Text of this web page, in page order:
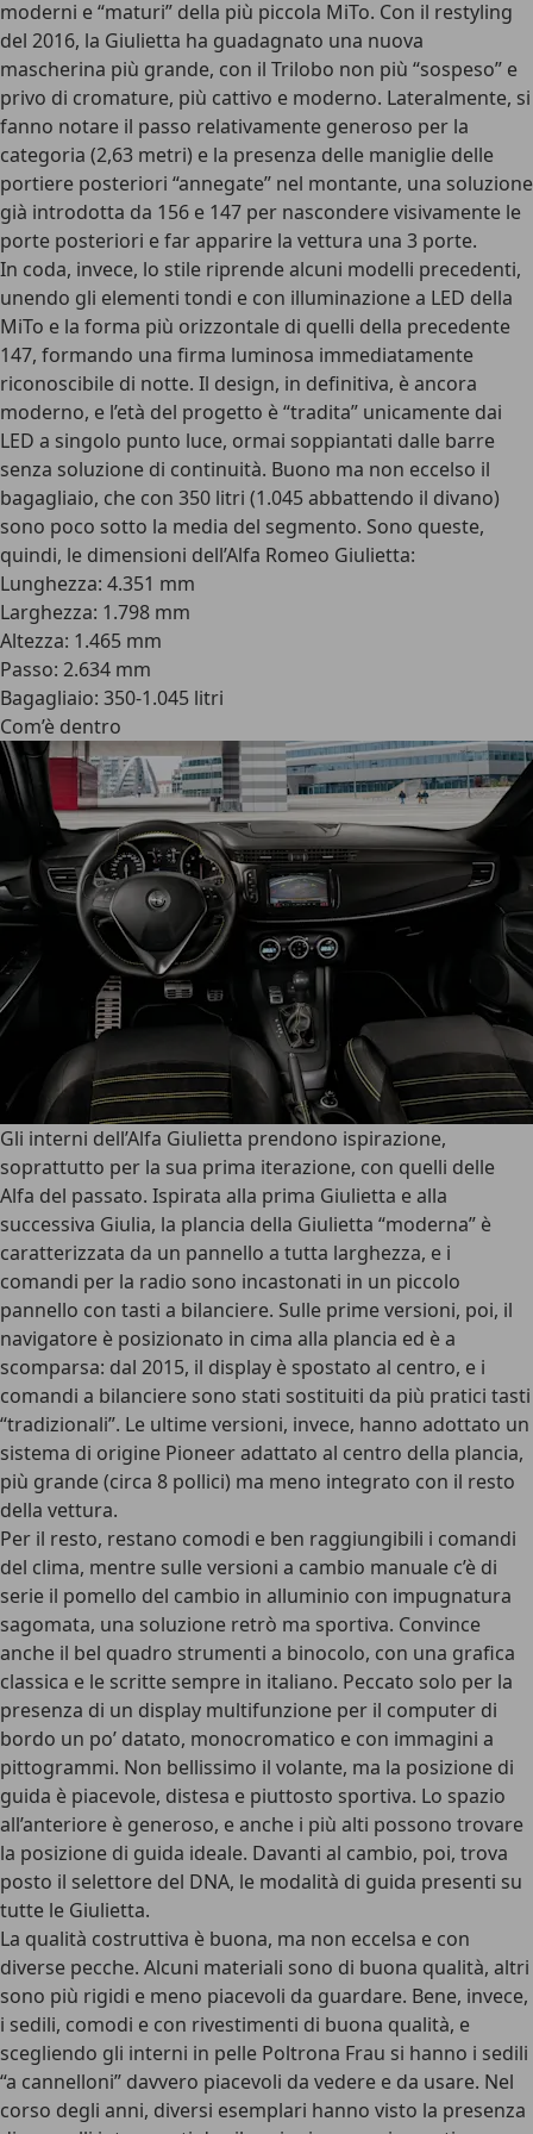
moderni e “maturi” della più piccola MiTo. Con il restyling
del 2016, la Giulietta ha guadagnato una nuova
mascherina più grande, con il Trilobo non più “sospeso” e
privo di cromature, più cattivo e moderno. Lateralmente, si
fanno notare il passo relativamente generoso per la
categoria (2,63 metri) e la presenza delle maniglie delle
portiere posteriori “annegate” nel montante, una soluzione
già introdotta da 156 e 147 per nascondere visivamente le
porte posteriori e far apparire la vettura una 3 porte.
In coda, invece, lo stile riprende alcuni modelli precedenti,
unendo gli elementi tondi e con illuminazione a LED della
MiTo e la forma più orizzontale di quelli della precedente
147, formando una firma luminosa immediatamente
riconoscibile di notte. Il design, in definitiva, è ancora
moderno, e l’età del progetto è “tradita” unicamente dai
LED a singolo punto luce, ormai soppiantati dalle barre
senza soluzione di continuità. Buono ma non eccelso il
bagagliaio, che con 350 litri (1.045 abbattendo il divano)
sono poco sotto la media del segmento. Sono queste,
quindi, le dimensioni dell’Alfa Romeo Giulietta:
Lunghezza: 4.351 mm
Larghezza: 1.798 mm
Altezza: 1.465 mm
Passo: 2.634 mm
Bagagliaio: 350-1.045 litri
Com’è dentro
Gli interni dell’Alfa Giulietta prendono ispirazione,
soprattutto per la sua prima iterazione, con quelli delle
Alfa del passato. Ispirata alla prima Giulietta e alla
successiva Giulia, la plancia della Giulietta “moderna” è
caratterizzata da un pannello a tutta larghezza, e i
comandi per la radio sono incastonati in un piccolo
pannello con tasti a bilanciere. Sulle prime versioni, poi, il
navigatore è posizionato in cima alla plancia ed è a
scomparsa: dal 2015, il display è spostato al centro, e i
comandi a bilanciere sono stati sostituiti da più pratici tasti
“tradizionali”. Le ultime versioni, invece, hanno adottato un
sistema di origine Pioneer adattato al centro della plancia,
più grande (circa 8 pollici) ma meno integrato con il resto
della vettura.
Per il resto, restano comodi e ben raggiungibili i comandi
del clima, mentre sulle versioni a cambio manuale c’è di
serie il pomello del cambio in alluminio con impugnatura
sagomata, una soluzione retrò ma sportiva. Convince
anche il bel quadro strumenti a binocolo, con una grafica
classica e le scritte sempre in italiano. Peccato solo per la
presenza di un display multifunzione per il computer di
bordo un po’ datato, monocromatico e con immagini a
pittogrammi. Non bellissimo il volante, ma la posizione di
guida è piacevole, distesa e piuttosto sportiva. Lo spazio
all’anteriore è generoso, e anche i più alti possono trovare
la posizione di guida ideale. Davanti al cambio, poi, trova
posto il selettore del DNA, le modalità di guida presenti su
tutte le Giulietta.
La qualità costruttiva è buona, ma non eccelsa e con
diverse pecche. Alcuni materiali sono di buona qualità, altri
sono più rigidi e meno piacevoli da guardare. Bene, invece,
i sedili, comodi e con rivestimenti di buona qualità, e
scegliendo gli interni in pelle Poltrona Frau si hanno i sedili
“a cannelloni” davvero piacevoli da vedere e da usare. Nel
corso degli anni, diversi esemplari hanno visto la presenza